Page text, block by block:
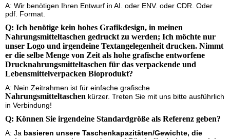
A: Wir benötigen Ihren Entwurf in AI. oder ENV. oder CDR. Oder
pdf. Format.
Q: Ich benötige kein hohes Grafikdesign, in meinen
Nahrungsmitteltaschen gedruckt zu werden; Ich möchte nur
unser Logo und irgendeine Textangelegenheit drucken. Nimmt
er die selbe Menge von Zeit als hohe grafische entworfene
Drucknahrungsmitteltaschen für das verpackende und
Lebensmittelverpacken Bioprodukt?
A: Nein Zeitrahmen ist für einfache grafische
Nahrungsmitteltaschen kürzer. Treten Sie mit uns bitte ausführlich
in Verbindung!
Q: Können Sie irgendeine Standardgröße als Referenz geben?
A: Ja basieren unsere Taschenkapazitäten/Gewichte, die